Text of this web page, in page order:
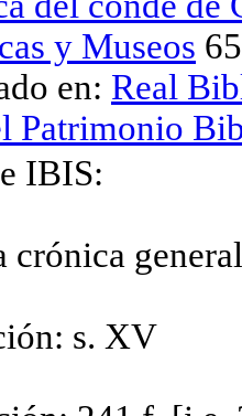
y Museos 65
en: Real
Patrimonio
IBIS:
crónica
s. XV